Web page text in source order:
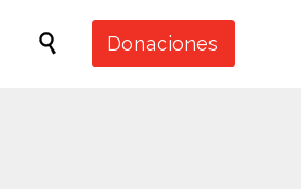
Skip Donaciones